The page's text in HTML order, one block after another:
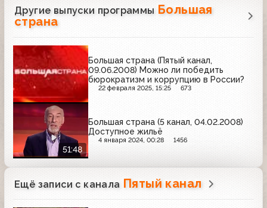
Другие выпуски программы Большая
страна
Большая страна (Пятый канал,
09.06.2008) Можно ли победить
бюрократизм и коррупцию в России?
22 февраля 2025, 15:25 673
51:48
Большая страна (5 канал, 04.02.2008)
Доступное жильё
4 января 2024, 00:28 1456
Ещё записи с канала Пятый канал